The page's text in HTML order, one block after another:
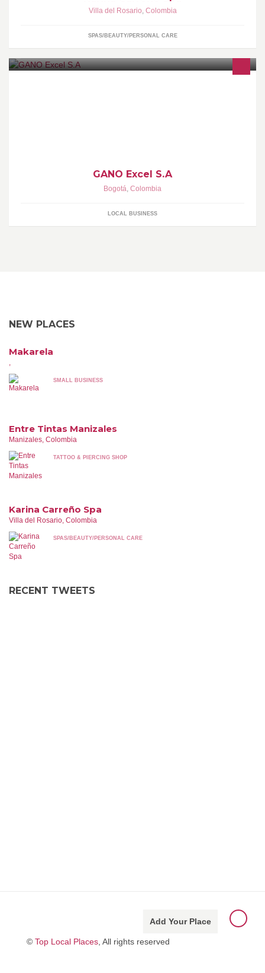
Villa del Rosario, Colombia
SPAS/BEAUTY/PERSONAL CARE
GANO Excel S.A
Bogotá, Colombia
LOCAL BUSINESS
NEW PLACES
Makarela
,
SMALL BUSINESS
Entre Tintas Manizales
Manizales, Colombia
TATTOO & PIERCING SHOP
Karina Carreño Spa
Villa del Rosario, Colombia
SPAS/BEAUTY/PERSONAL CARE
RECENT TWEETS
Add Your Place
© Top Local Places , All rights reserved